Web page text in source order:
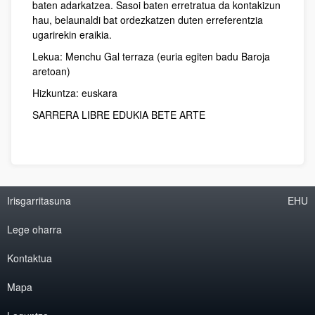
baten adarkatzea. Sasoi baten erretratua da kontakizun
hau, belaunaldi bat ordezkatzen duten erreferentzia
ugarirekin eraikia.
Lekua: Menchu Gal terraza (euria egiten badu Baroja
aretoan)
Hizkuntza: euskara
SARRERA LIBRE EDUKIA BETE ARTE
Irisgarritasuna
Lege oharra
Kontaktua
Mapa
EHU